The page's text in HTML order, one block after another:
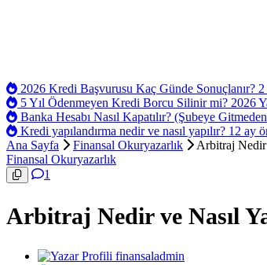
2026 Kredi Başvurusu Kaç Günde Sonuçlanır?
5 Yıl Ödenmeyen Kredi Borcu Silinir mi? 2026
Banka Hesabı Nasıl Kapatılır? (Şubeye
Kredi yapılandırma nedir ve nasıl yapılır? 12 ay
Ana Sayfa
Finansal Okuryazarlık
Arbitraj Nedir
Finansal Okuryazarlık
1
Arbitraj Nedir ve Nasıl
finansaladmin